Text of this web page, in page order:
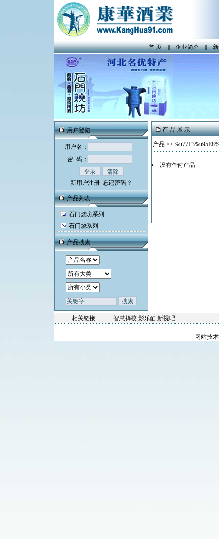
首 页||企业简介||
用户登陆
用户名：
密 码：
新用户注册 忘记密码？
产品列表
石门烧坊系列
石门烧系列
产品搜索
产 品 展 示
产品 >>
没有任何产品
相关链接 智慧择校 影乐酷 新视吧
网站技